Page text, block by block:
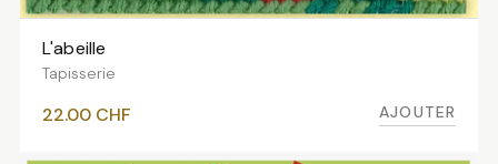
L'abeille
Tapisserie
22.00 CHF AJOUTER